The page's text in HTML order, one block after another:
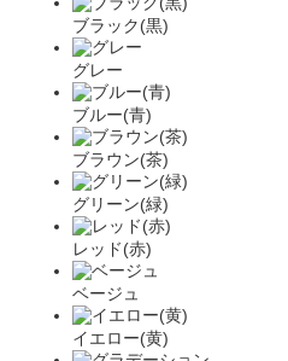
ブラック(黒)
グレー
ブルー(青)
ブラウン(茶)
グリーン(緑)
レッド(赤)
ベージュ
イエロー(黄)